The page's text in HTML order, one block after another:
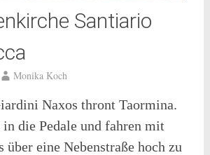
Santiario
Monika Koch
Naxos thront Taormina.
die Pedale und fahren mit
über eine Nebenstraße hoch zu